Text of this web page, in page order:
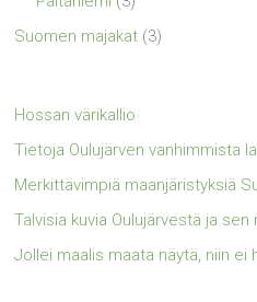
Suomen majakat (3)
Hossan värikallio
Tietoja Oulujärven vanhimmista
Merkittävimpiä maanjäristyksiä
Talvisia kuvia Oulujärvestä ja sen
Jollei maalis maata näytä, niin ei